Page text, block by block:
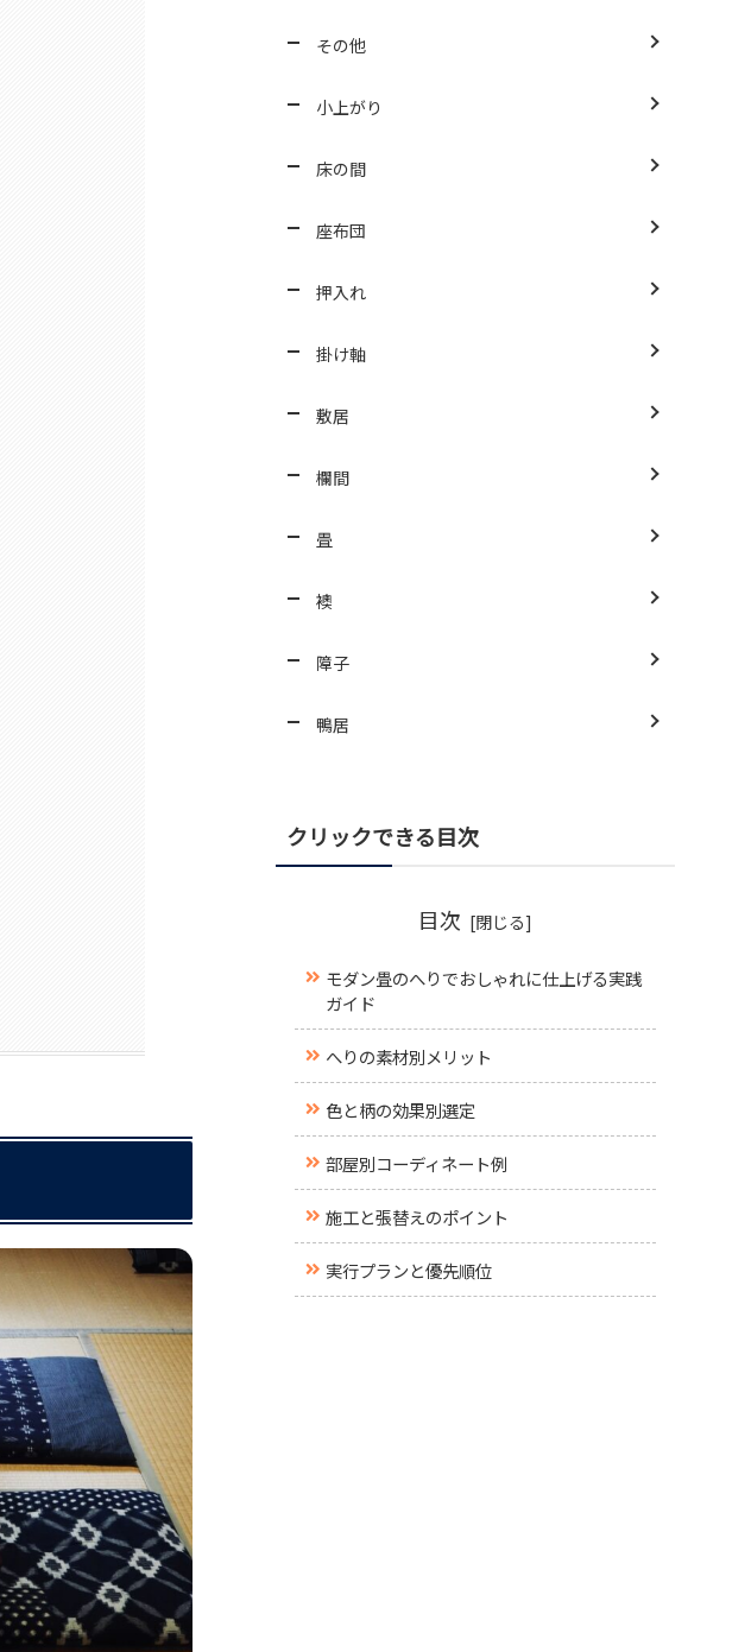
その他
小上がり
床の間
座布団
押入れ
掛け軸
敷居
欄間
畳
襖
障子
鴨居
クリックできる目次
目次
モダン畳のへりでおしゃれに仕上げる実践
ガイド
へりの素材別メリット
色と柄の効果別選定
部屋別コーディネート例
施工と張替えのポイント
実行プランと優先順位